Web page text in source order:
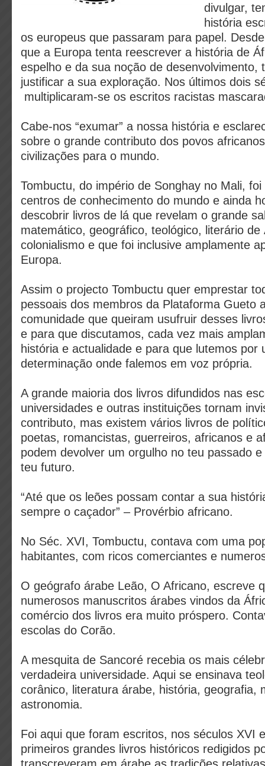
divulgar,
história
os europeus que passaram para papel.
que a Europa tenta reescrever a história de
espelho e da sua noção de desenvolvimento,
justificar a sua exploração. Nos últimos dois
multiplicaram-se os escritos racistas
Cabe-nos “exumar” a nossa história e
sobre o grande contributo dos povos
civilizações para o mundo.
Tombuctu, do império de Songhay no Mali,
centros de conhecimento do mundo e ainda
descobrir livros de lá que revelam o grande
matemático, geográfico, teológico, literário de
colonialismo e que foi inclusive amplamente
Europa.
Assim o projecto Tombuctu quer emprestar
pessoais dos membros da Plataforma Gueto
comunidade que queiram usufruir desses
e para que discutamos, cada vez mais
história e actualidade e para que lutemos por
determinação onde falemos em voz própria.
A grande maioria dos livros difundidos nas
universidades e outras instituições tornam
contributo, mas existem vários livros de
poetas, romancistas, guerreiros, africanos e
podem devolver um orgulho no teu passado
teu futuro.
“Até que os leões possam contar a sua
sempre o caçador” – Provérbio africano.
No Séc. XVI, Tombuctu, contava com uma
habitantes, com ricos comerciantes e
O geógrafo árabe Leão, O Africano, escreve
numerosos manuscritos árabes vindos da
comércio dos livros era muito próspero.
escolas do Corão.
A mesquita de Sancoré recebia os mais
verdadeira universidade. Aqui se ensinava
corânico, literatura árabe, história, geografia,
astronomia.
Foi aqui que foram escritos, nos séculos XVI
primeiros grandes livros históricos redigidos